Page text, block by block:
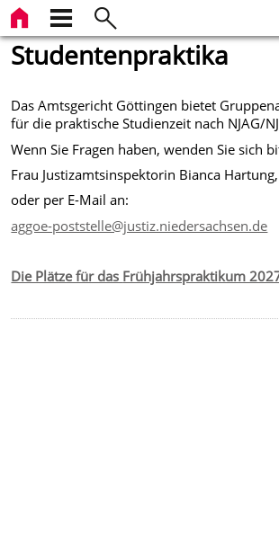
Studentenpraktika
Das Amtsgericht Göttingen bietet
für die praktische Studienzeit nach NJAG/
Wenn Sie Fragen haben, wenden Sie sich
Frau Justizamtsinspektorin Bianca
oder per E-Mail an:
aggoe-poststelle@justiz.niedersachsen.de
Die Plätze für das Frühjahrspraktikum